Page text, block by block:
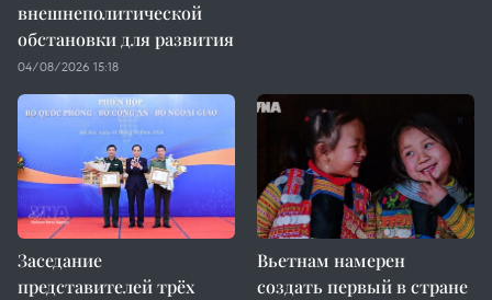
внешнеполитической
обстановки для развития
04/08/2026 15:18
Заседание
представителей трёх
Вьетнам намерен
создать первый в стране